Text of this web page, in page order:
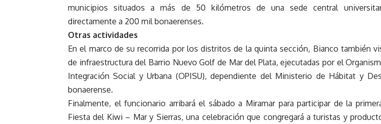
municipios situados a más de 50 kilómetros de una sede central
directamente a 200 mil bonaerenses.
Otras actividades
En el marco de su recorrida por los distritos de la quinta sección, Bianco también
de infraestructura del Barrio Nuevo Golf de Mar del Plata, ejecutadas por el
Integración Social y Urbana (OPISU), dependiente del Ministerio de Hábitat y
bonaerense.
Finalmente, el funcionario arribará el sábado a Miramar para participar de la
Fiesta del Kiwi – Mar y Sierras, una celebración que congregará a turistas y